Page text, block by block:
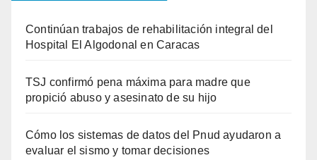
Continúan trabajos de rehabilitación integral del
Hospital El Algodonal en Caracas
TSJ confirmó pena máxima para madre que
propició abuso y asesinato de su hijo
Cómo los sistemas de datos del Pnud ayudaron a
evaluar el sismo y tomar decisiones